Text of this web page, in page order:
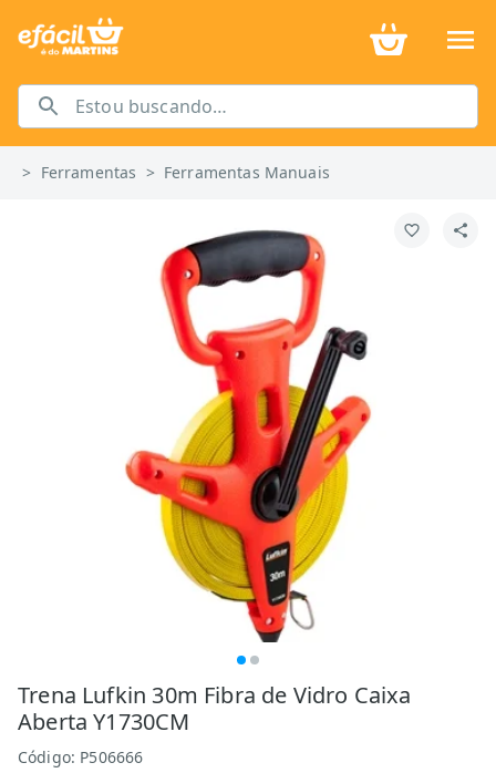
> Ferramentas > Ferramentas Manuais
Trena Lufkin 30m Fibra de Vidro Caixa
Aberta Y1730CM
Código: P506666